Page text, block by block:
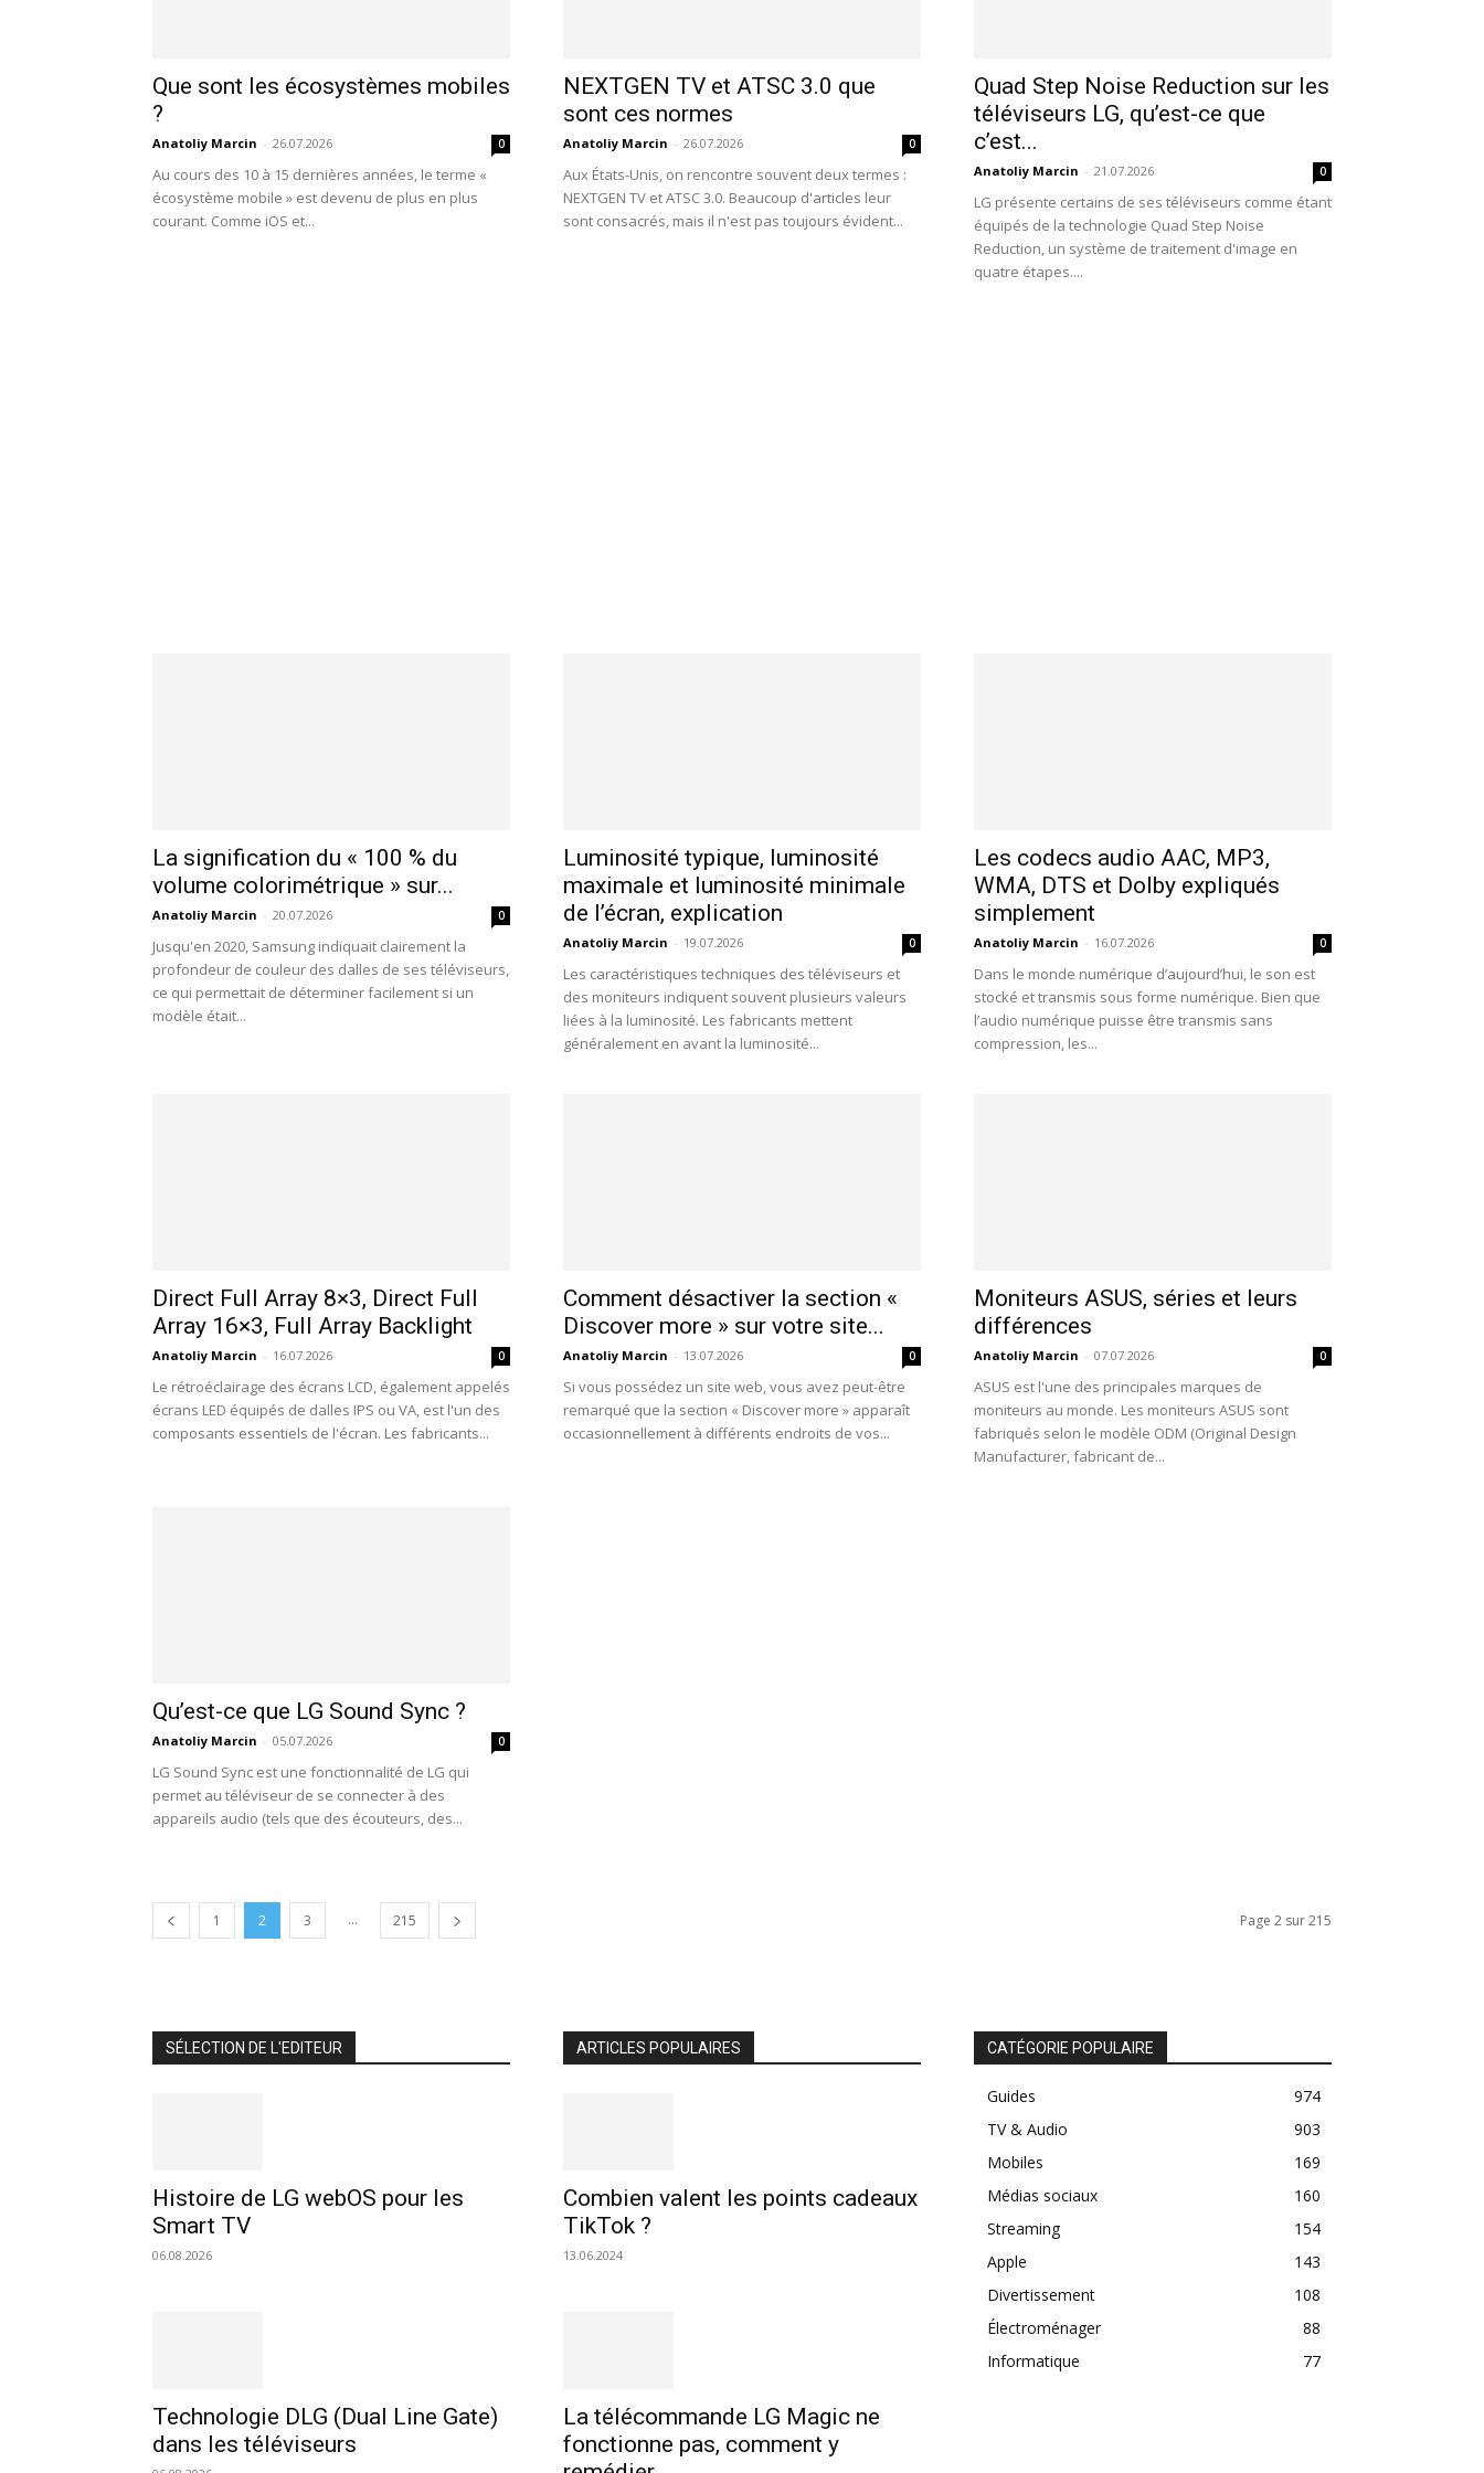
Que sont les écosystèmes mobiles
?
Anatoliy Marcin - 26.07.2026 0
Au cours des 10 à 15 dernières années, le terme «
écosystème mobile » est devenu de plus en plus
courant. Comme iOS et...
NEXTGEN TV et ATSC 3.0 que
sont ces normes
Anatoliy Marcin - 26.07.2026 0
Aux États-Unis, on rencontre souvent deux termes :
NEXTGEN TV et ATSC 3.0. Beaucoup d'articles leur
sont consacrés, mais il n'est pas toujours évident...
Quad Step Noise Reduction sur les
téléviseurs LG, qu’est-ce que
c’est...
Anatoliy Marcin - 21.07.2026 0
LG présente certains de ses téléviseurs comme étant
équipés de la technologie Quad Step Noise
Reduction, un système de traitement d'image en
quatre étapes....
La signification du « 100 % du
volume colorimétrique » sur...
Anatoliy Marcin - 20.07.2026 0
Jusqu'en 2020, Samsung indiquait clairement la
profondeur de couleur des dalles de ses téléviseurs,
ce qui permettait de déterminer facilement si un
modèle était...
Luminosité typique, luminosité
maximale et luminosité minimale
de l’écran, explication
Anatoliy Marcin - 19.07.2026 0
Les caractéristiques techniques des téléviseurs et
des moniteurs indiquent souvent plusieurs valeurs
liées à la luminosité. Les fabricants mettent
généralement en avant la luminosité...
Les codecs audio AAC, MP3,
WMA, DTS et Dolby expliqués
simplement
Anatoliy Marcin - 16.07.2026 0
Dans le monde numérique d’aujourd’hui, le son est
stocké et transmis sous forme numérique. Bien que
l’audio numérique puisse être transmis sans
compression, les...
Direct Full Array 8×3, Direct Full
Array 16×3, Full Array Backlight
Anatoliy Marcin - 16.07.2026 0
Le rétroéclairage des écrans LCD, également appelés
écrans LED équipés de dalles IPS ou VA, est l'un des
composants essentiels de l'écran. Les fabricants...
Comment désactiver la section «
Discover more » sur votre site...
Anatoliy Marcin - 13.07.2026 0
Si vous possédez un site web, vous avez peut-être
remarqué que la section « Discover more » apparaît
occasionnellement à différents endroits de vos...
Moniteurs ASUS, séries et leurs
différences
Anatoliy Marcin - 07.07.2026 0
ASUS est l'une des principales marques de
moniteurs au monde. Les moniteurs ASUS sont
fabriqués selon le modèle ODM (Original Design
Manufacturer, fabricant de...
Qu’est-ce que LG Sound Sync ?
Anatoliy Marcin - 05.07.2026 0
LG Sound Sync est une fonctionnalité de LG qui
permet au téléviseur de se connecter à des
appareils audio (tels que des écouteurs, des...
1 2 3 ... 215 Page 2 sur 215
SÉLECTION DE L'EDITEUR
Histoire de LG webOS pour les
Smart TV
06.08.2026
Technologie DLG (Dual Line Gate)
dans les téléviseurs
ARTICLES POPULAIRES
Combien valent les points cadeaux
TikTok ?
13.06.2024
La télécommande LG Magic ne
fonctionne pas, comment y
CATÉGORIE POPULAIRE
Guides
974
TV & Audio
903
Mobiles
169
Médias sociaux
160
Streaming
154
Apple
143
Divertissement
108
Électroménager
88
Informatique
77